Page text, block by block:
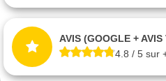
AVIS (GOOGLE + AVIS
4.8 / 5 sur